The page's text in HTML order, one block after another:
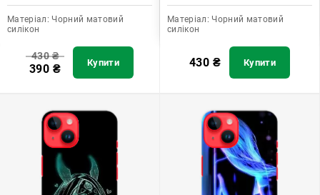
Матеріал: Чорний матовий
силікон
430₴
390 ₴ Купити
Матеріал: Чорний матовий
силікон
430 ₴ Купити